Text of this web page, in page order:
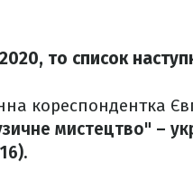
то список
кореспондентка
мистецтво" –